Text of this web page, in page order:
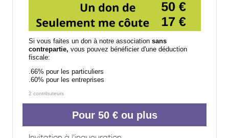
Si vous faites un don à notre associationsans
contrepartie, vous pouvez bénéficier d'une déduction
fiscale:
.66% pour les particuliers
.60% pour les entreprises
2 contributeurs
Pour 50 € ou plus